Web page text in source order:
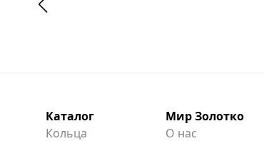
Каталог
Кольца
Мир Золотко
О нас